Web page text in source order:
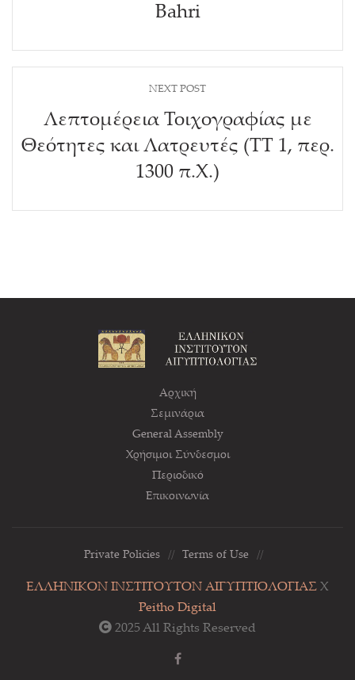
Bahri
NEXT POST
Λεπτομέρεια Τοιχογραφίας με
Θεότητες και Λατρευτές (ΤΤ 1, περ.
1300 π.Χ.)
Αρχική
Σεμινάρια
General Assembly
Χρήσιμοι Σύνδεσμοι
Περιοδικό
Επικοινωνία
Private Policies // Terms of Use //
ΕΛΛΗΝΙΚΟΝ ΙΝΣΤΙΤΟΥΤΟΝ ΑΙΓΥΠΤΙΟΛΟΓΙΑΣ Χ
Peitho Digital
2025 All Rights Reserved